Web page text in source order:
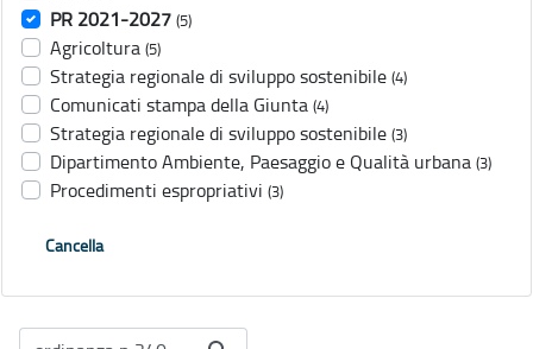
PR 2021-2027 (5)
Agricoltura (5)
Strategia regionale di sviluppo sostenibile (4)
Comunicati stampa della Giunta (4)
Strategia regionale di sviluppo sostenibile (3)
Dipartimento Ambiente, Paesaggio e Qualità urbana (3)
Procedimenti espropriativi (3)
Cancella